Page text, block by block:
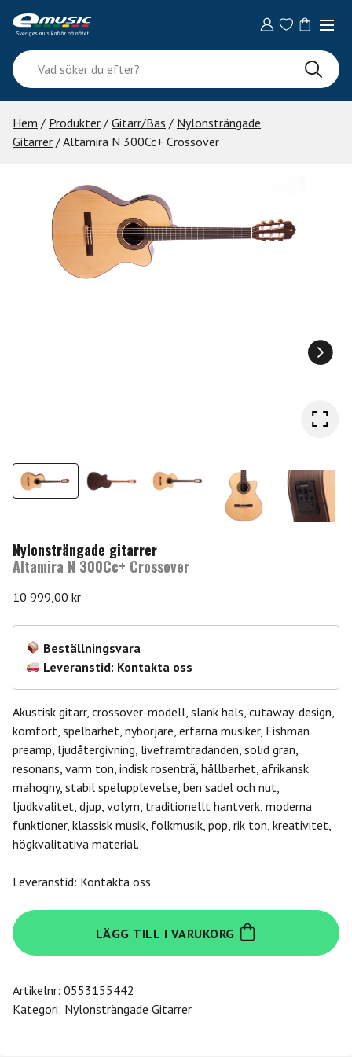
content
Vad
söker
du
efter?
Hem / Produkter / Gitarr/Bas / Nylonsträngade
Gitarrer / Altamira N 300Cc+ Crossover
Nylonsträngade gitarrer
Altamira N 300Cc+ Crossover
10 999,00 kr
Beställningsvara
Leveranstid: Kontakta oss
Akustisk gitarr, crossover-modell, slank hals, cutaway-design,
komfort, spelbarhet, nybörjare, erfarna musiker, Fishman
preamp, ljudåtergivning, liveframträdanden, solid gran,
resonans, varm ton, indisk rosenträ, hållbarhet, afrikansk
mahogny, stabil spelupplevelse, ben sadel och nut,
ljudkvalitet, djup, volym, traditionellt hantverk, moderna
funktioner, klassisk musik, folkmusik, pop, rik ton, kreativitet,
högkvalitativa material.
Leveranstid: Kontakta oss
Altamira
N
300Cc+
mängd
LÄGG TILL I VARUKORG
Artikelnr: 0553155442
Kategori: Nylonsträngade Gitarrer